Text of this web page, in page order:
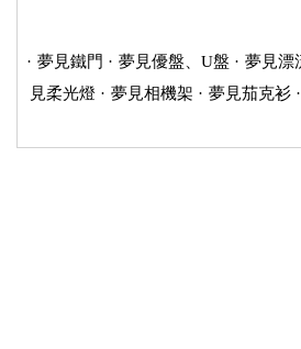
· 夢見鐵門 · 夢見優盤、U盤 · 夢見漂
見柔光燈· 夢見相機架 · 夢見茄克衫·